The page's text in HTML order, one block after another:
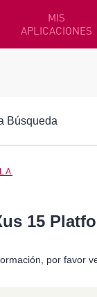
MIS
APLICACIONES